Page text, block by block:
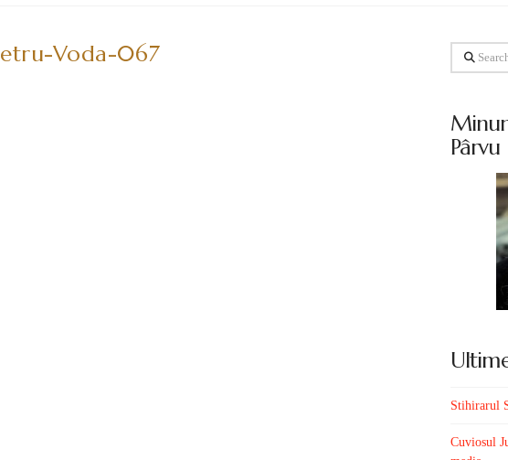
Voda-067 Search
Pârvu
Stihirarul
Cuviosul